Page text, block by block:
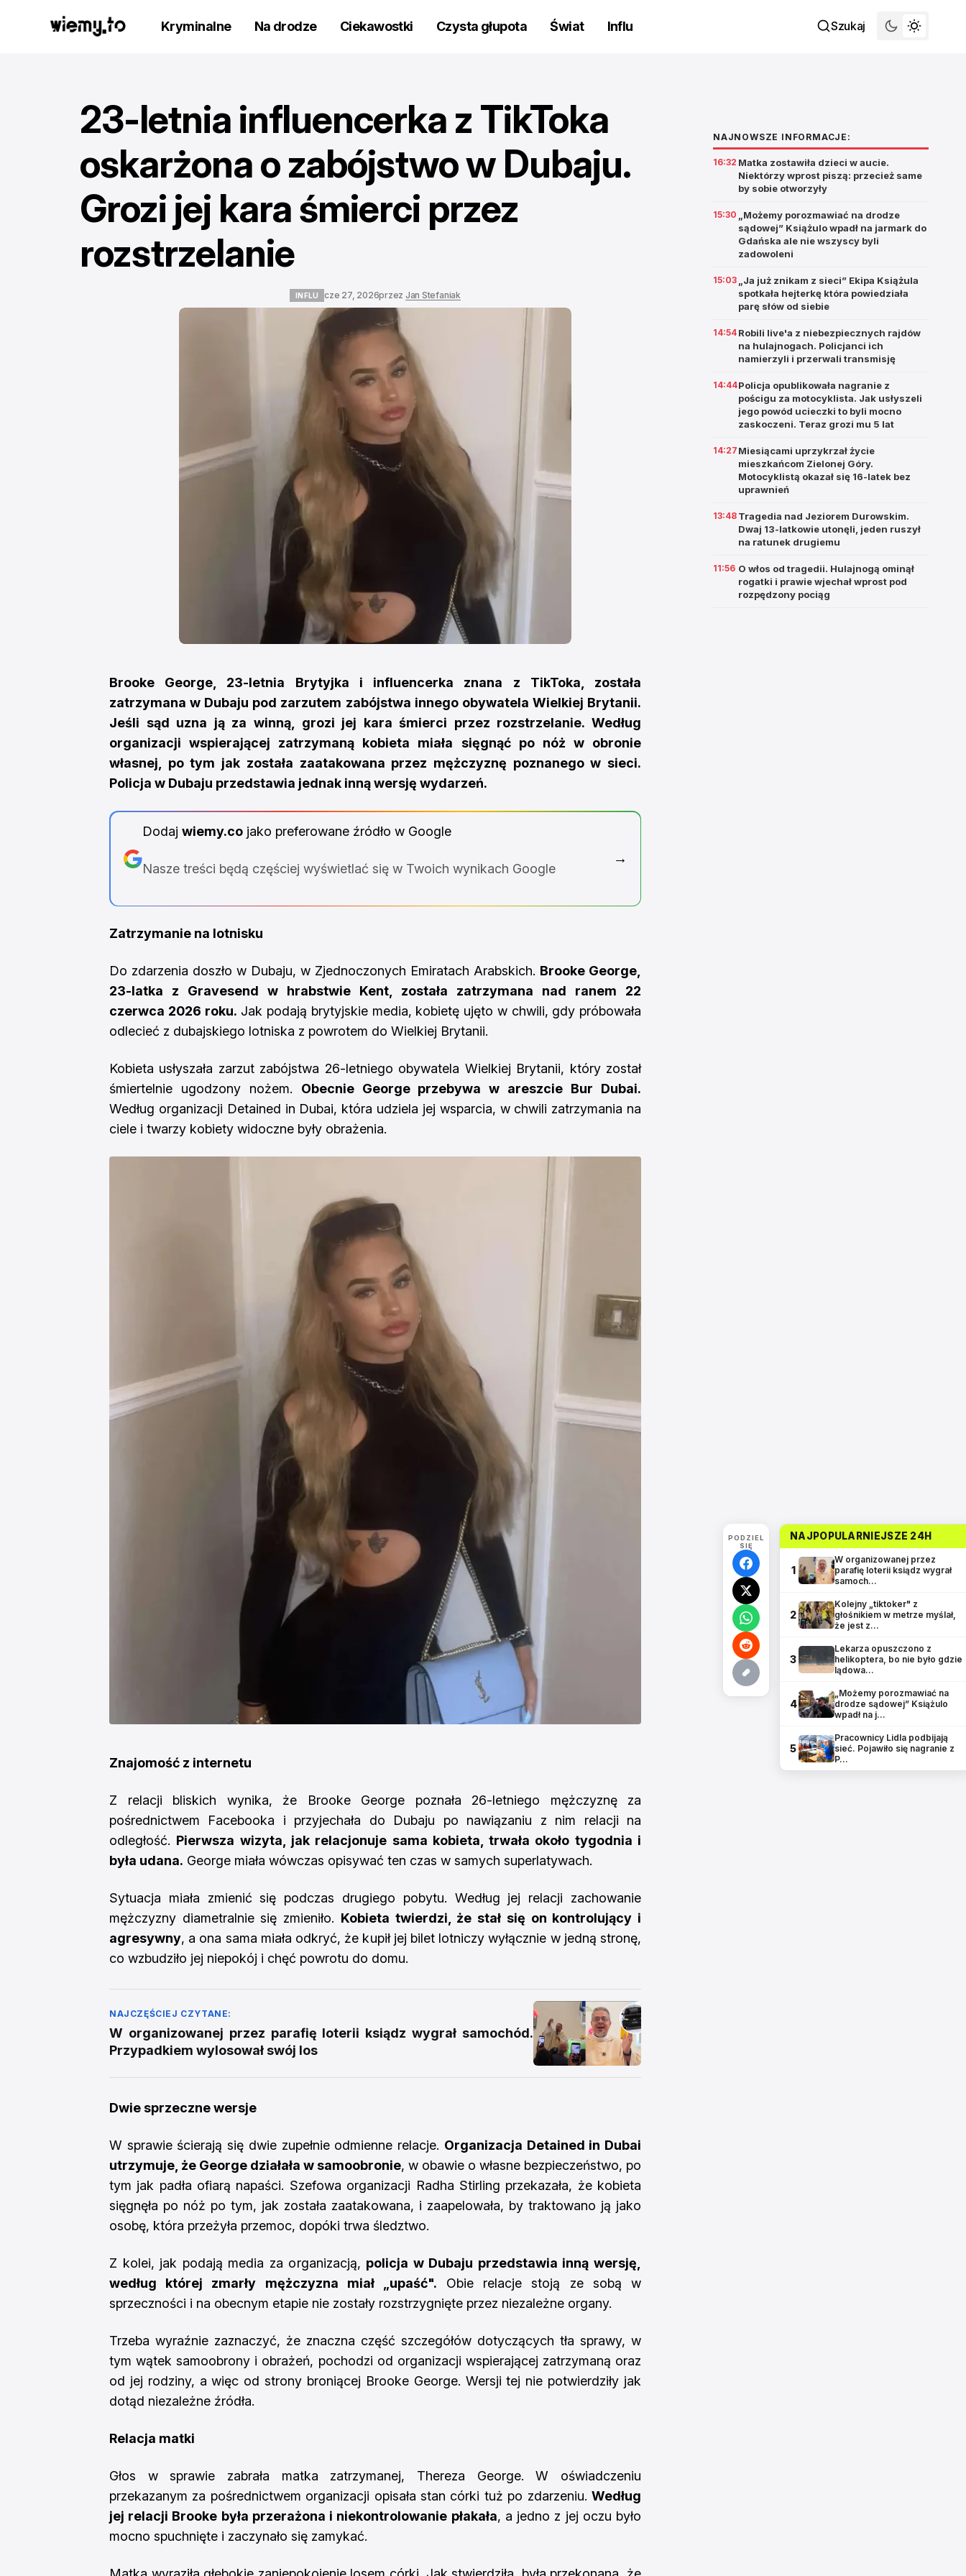
Kryminalne Na drodze Ciekawostki Czysta głupota Świat Influ Szukaj
23-letnia influencerka z TikToka
oskarżona o zabójstwo w Dubaju.
Grozi jej kara śmierci przez
rozstrzelanie
INFLU cze 27, 2026przez Jan Stefaniak
Brooke George, 23-letnia Brytyjka i influencerka znana z TikToka, została
zatrzymana w Dubaju pod zarzutem zabójstwa innego obywatela Wielkiej Brytanii.
Jeśli sąd uzna ją za winną, grozi jej kara śmierci przez rozstrzelanie. Według
organizacji wspierającej zatrzymaną kobieta miała sięgnąć po nóż w obronie
własnej, po tym jak została zaatakowana przez mężczyznę poznanego w sieci.
Policja w Dubaju przedstawia jednak inną wersję wydarzeń.
Dodaj wiemy.cojako preferowane źródło w Google
Nasze treści będą częściej wyświetlać się w Twoich wynikach Google
→
Zatrzymanie na lotnisku
Do zdarzenia doszło w Dubaju, w Zjednoczonych Emiratach Arabskich. Brooke George,
23-latka z Gravesend w hrabstwie Kent, została zatrzymana nad ranem 22
czerwca 2026 roku. Jak podają brytyjskie media, kobietę ujęto w chwili, gdy próbowała
odlecieć z dubajskiego lotniska z powrotem do Wielkiej Brytanii.
Kobieta usłyszała zarzut zabójstwa 26-letniego obywatela Wielkiej Brytanii, który został
śmiertelnie ugodzony nożem. Obecnie George przebywa w areszcie Bur Dubai.
Według organizacji Detained in Dubai, która udziela jej wsparcia, w chwili zatrzymania na
ciele i twarzy kobiety widoczne były obrażenia.
Znajomość z internetu
Z relacji bliskich wynika, że Brooke George poznała 26-letniego mężczyznę za
pośrednictwem Facebooka i przyjechała do Dubaju po nawiązaniu z nim relacji na
odległość. Pierwsza wizyta, jak relacjonuje sama kobieta, trwała około tygodnia i
była udana. George miała wówczas opisywać ten czas w samych superlatywach.
Sytuacja miała zmienić się podczas drugiego pobytu. Według jej relacji zachowanie
mężczyzny diametralnie się zmieniło. Kobieta twierdzi, że stał się on kontrolujący i
agresywny, a ona sama miała odkryć, że kupił jej bilet lotniczy wyłącznie w jedną stronę,
co wzbudziło jej niepokój i chęć powrotu do domu.
NAJCZĘŚCIEJ CZYTANE:
W organizowanej przez parafię loterii ksiądz wygrał samochód.
Przypadkiem wylosował swój los
Dwie sprzeczne wersje
W sprawie ścierają się dwie zupełnie odmienne relacje. Organizacja Detained in Dubai
utrzymuje, że George działała w samoobronie, w obawie o własne bezpieczeństwo, po
tym jak padła ofiarą napaści. Szefowa organizacji Radha Stirling przekazała, że kobieta
sięgnęła po nóż po tym, jak została zaatakowana, i zaapelowała, by traktowano ją jako
osobę, która przeżyła przemoc, dopóki trwa śledztwo.
Z kolei, jak podają media za organizacją, policja w Dubaju przedstawia inną wersję,
według której zmarły mężczyzna miał „upaść". Obie relacje stoją ze sobą w
sprzeczności i na obecnym etapie nie zostały rozstrzygnięte przez niezależne organy.
Trzeba wyraźnie zaznaczyć, że znaczna część szczegółów dotyczących tła sprawy, w
tym wątek samoobrony i obrażeń, pochodzi od organizacji wspierającej zatrzymaną oraz
od jej rodziny, a więc od strony broniącej Brooke George. Wersji tej nie potwierdziły jak
dotąd niezależne źródła.
Relacja matki
Głos w sprawie zabrała matka zatrzymanej, Thereza George. W oświadczeniu
przekazanym za pośrednictwem organizacji opisała stan córki tuż po zdarzeniu. Według
jej relacji Brooke była przerażona i niekontrolowanie płakała, a jedno z jej oczu było
mocno spuchnięte i zaczynało się zamykać.
NAJNOWSZE INFORMACJE:
16:32 Matka zostawiła dzieci w aucie.
Niektórzy wprost piszą: przecież same
by sobie otworzyły
15:30
„Możemy porozmawiać na drodze
sądowej” Książulo wpadł na jarmark do
Gdańska ale nie wszyscy byli
zadowoleni
15:03
„Ja już znikam z sieci” Ekipa Książula
spotkała hejterkę która powiedziała
parę słów od siebie
14:54 Robili live'a z niebezpiecznych rajdów
na hulajnogach. Policjanci ich
namierzyli i przerwali transmisję
14:44Policja opublikowała nagranie z
pościgu za motocyklista. Jak usłyszeli
jego powód ucieczki to byli mocno
zaskoczeni. Teraz grozi mu 5 lat
14:27 Miesiącami uprzykrzał życie
mieszkańcom Zielonej Góry.
Motocyklistą okazał się 16-latek bez
uprawnień
13:48 Tragedia nad Jeziorem Durowskim.
Dwaj 13-latkowie utonęli, jeden ruszył
na ratunek drugiemu
11:56 O włos od tragedii. Hulajnogą ominął
rogatki i prawie wjechał wprost pod
rozpędzony pociąg
PODZIEL
SIĘ
NAJPOPULARNIEJSZE 24H
1
W organizowanej przez
parafię loterii ksiądz wygrał
samoch…
2
Kolejny „tiktoker" z
głośnikiem w metrze myślał,
że jest z…
3
Lekarza opuszczono z
helikoptera, bo nie było gdzie
lądowa…
4
„Możemy porozmawiać na
drodze sądowej” Książulo
wpadł na j…
5
Pracownicy Lidla podbijają
sieć. Pojawiło się nagranie z
P…